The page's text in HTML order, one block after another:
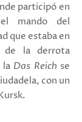
participó en
mando del
que estaba en
de la derrota
la Das Reich se
con un